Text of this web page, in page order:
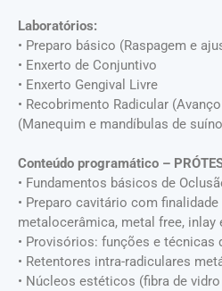
Laboratórios:
• Preparo básico (Raspagem e
• Enxerto de Conjuntivo
• Enxerto Gengival Livre
• Recobrimento Radicular
(Manequim e mandíbulas de
Conteúdo programático –
• Fundamentos básicos de
• Preparo cavitário com
metalocerâmica, metal free, inlay
• Provisórios: funções e técnicas
•⁠ Retentores intra-radiculares
•⁠ Núcleos estéticos (fibra de